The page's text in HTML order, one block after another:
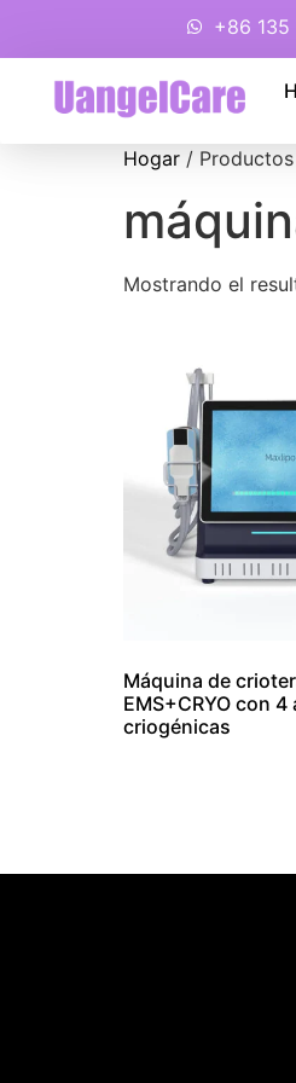
+86
Hogar /
Mostrando el
Máquina de
EMS+CRYO con
criogénicas